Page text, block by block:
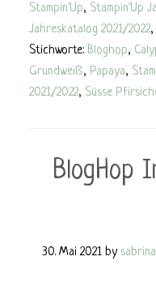
Stampin'Up, Stampin'Up
Jahreskatalog 2021/2022,
Stichworte: Bloghop,
Grundweiß, Papaya,
2021/2022, Süsse
BlogHop
30. Mai 2021by